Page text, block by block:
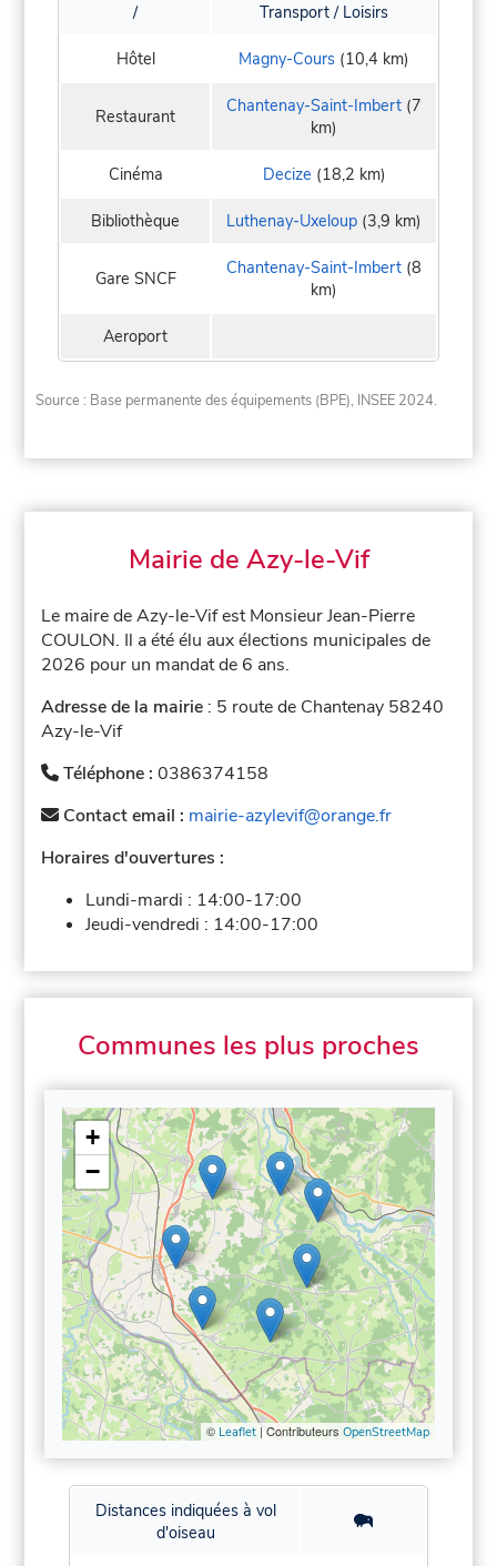
/ Transport / Loisirs
Hôtel Magny-Cours (10,4 km)
Restaurant Chantenay-Saint-Imbert (7
km)
Cinéma Decize (18,2 km)
Bibliothèque Luthenay-Uxeloup (3,9 km)
Gare SNCF Chantenay-Saint-Imbert (8
km)
Aeroport
Source : Base permanente des équipements (BPE), INSEE 2024.
Mairie de Azy-le-Vif
Le maire de Azy-le-Vif est Monsieur Jean-Pierre
COULON. Il a été élu aux élections municipales de
2026 pour un mandat de 6 ans.
Adresse de la mairie : 5 route de Chantenay 58240
Azy-le-Vif
Téléphone :0386374158
Contact email : mairie-azylevif@orange.fr
Horaires d'ouvertures :
Lundi-mardi : 14:00-17:00
Jeudi-vendredi : 14:00-17:00
Communes les plus proches
+
−
© Leaflet| Contributeurs OpenStreetMap
Distances indiquées à vol
d'oiseau